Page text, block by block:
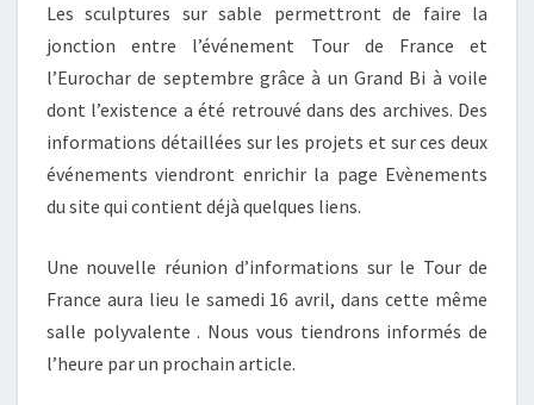
Les sculptures sur sable permettront de faire la
jonction entre l’événement Tour de France et
l’Eurochar de septembre grâce à un Grand Bi à voile
dont l’existence a été retrouvé dans des archives. Des
informations détaillées sur les projets et sur ces deux
événements viendront enrichir la page Evènements
du site qui contient déjà quelques liens.
Une nouvelle réunion d’informations sur le Tour de
France aura lieu le samedi 16 avril, dans cette même
salle polyvalente . Nous vous tiendrons informés de
l’heure par un prochain article.